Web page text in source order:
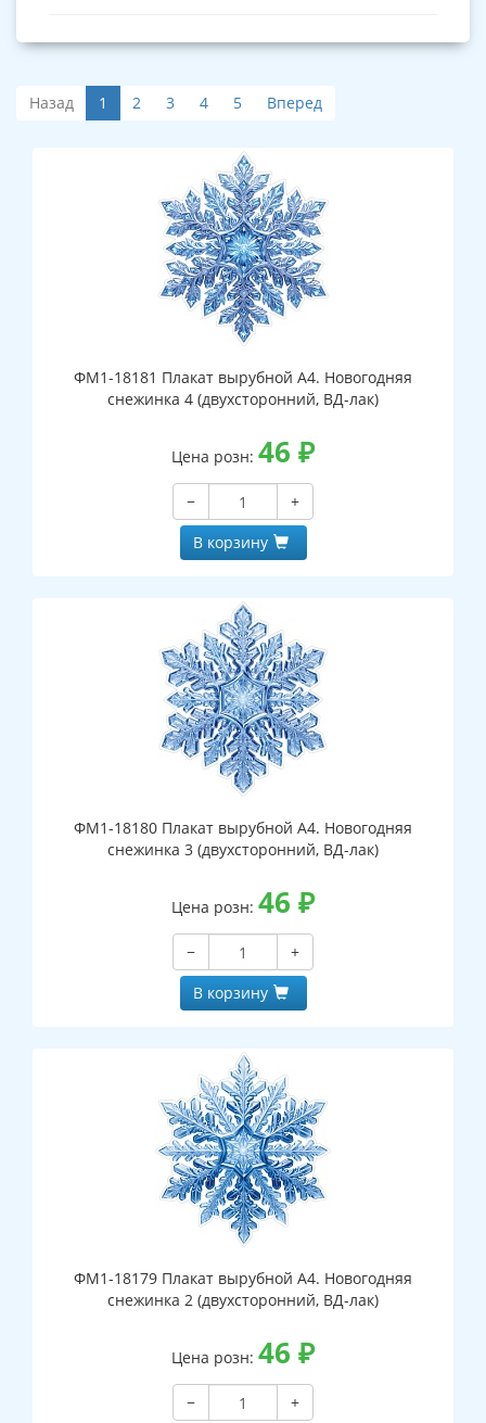
Назад 1 2 3 4 5 Вперед
ФМ1-18181 Плакат вырубной А4. Новогодняя
снежинка 4 (двухсторонний, ВД-лак)
Цена розн: 46 ₽
−
+
В корзину
ФМ1-18180 Плакат вырубной А4. Новогодняя
снежинка 3 (двухсторонний, ВД-лак)
Цена розн: 46 ₽
−
+
В корзину
ФМ1-18179 Плакат вырубной А4. Новогодняя
снежинка 2 (двухсторонний, ВД-лак)
Цена розн: 46 ₽
−
+